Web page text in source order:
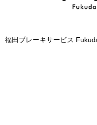
福田ブレーキサービス